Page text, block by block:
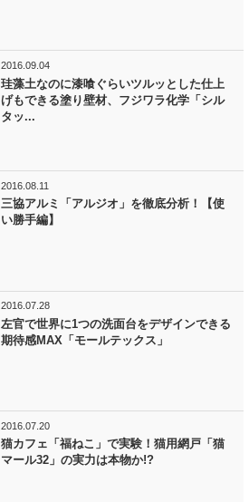
2016.09.04
珪藻土なのに漆喰ぐらいツルッとした仕上
げもできる塗り壁材、フジワラ化学「シル
タッ...
2016.08.11
三協アルミ「アルジオ」を徹底分析！【使
い勝手編】
2016.07.28
左官で世界に1つの洗面台をデザインできる
期待感MAX「モールテックス」
2016.07.20
猫カフェ「福ねこ」で実験！猫用網戸「猫
マール32」の実力は本物か!?